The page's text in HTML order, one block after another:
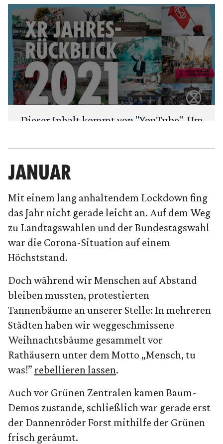
Dieser Inhalt kommt von "YouTube". Um
wir zuerst: Möchtest du den Inhalt laden?
ANSEHEN
JANUAR
Mit einem lang anhaltendem Lockdown fing
das Jahr nicht gerade leicht an. Auf dem Weg
zu Landtagswahlen und der Bundestagswahl
war die Corona-Situation auf einem
Höchststand.
Doch während wir Menschen auf Abstand
bleiben mussten, protestierten
Tannenbäume an unserer Stelle: In mehreren
Städten haben wir weggeschmissene
Weihnachtsbäume gesammelt vor
Rathäusern unter dem Motto „Mensch, tu
was!” rebellieren lassen.
Auch vor Grünen Zentralen kamen Baum-
Demos zustande, schließlich war gerade erst
der Dannenröder Forst mithilfe der Grünen
frisch geräumt.